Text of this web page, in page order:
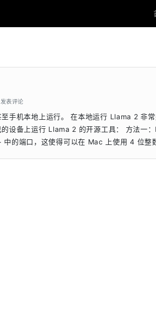
发表评论
机本地上运行。 在本地运行 Llama 2 非
设备上运行 Llama 2 的开源工具： 方法一
端口，这使得可以在 Mac 上使用 4 位整